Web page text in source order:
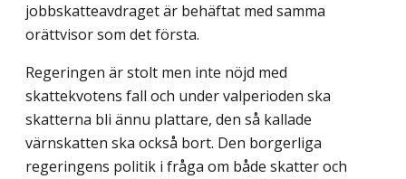
jobbskatteavdraget är behäftat med samma
orättvisor som det första.
Regeringen är stolt men inte nöjd med
skattekvotens fall och under valperioden ska
skatterna bli ännu plattare, den så kallade
värnskatten ska också bort. Den borgerliga
regeringens politik i fråga om både skatter och